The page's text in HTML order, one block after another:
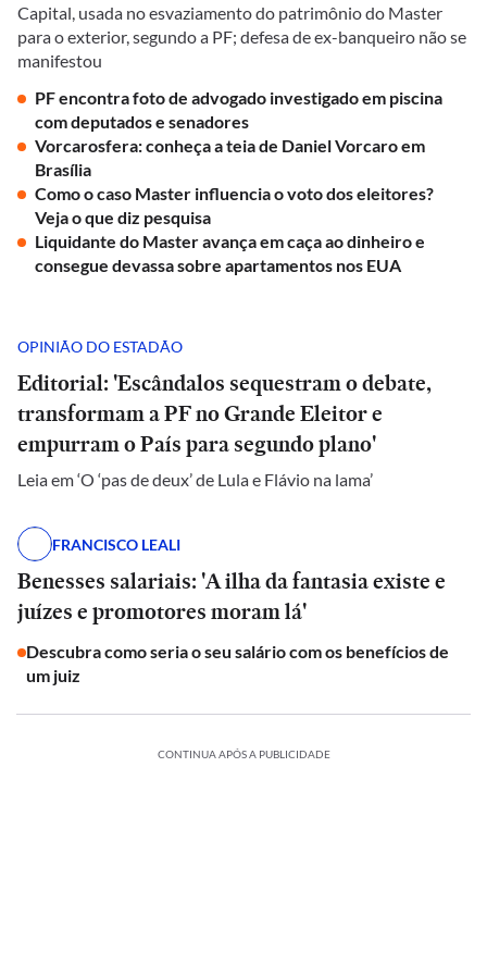
Capital, usada no esvaziamento do patrimônio do Master
para o exterior, segundo a PF; defesa de ex-banqueiro não se
manifestou
PF encontra foto de advogado investigado em piscina
com deputados e senadores
Vorcarosfera: conheça a teia de Daniel Vorcaro em
Brasília
Como o caso Master influencia o voto dos eleitores?
Veja o que diz pesquisa
Liquidante do Master avança em caça ao dinheiro e
consegue devassa sobre apartamentos nos EUA
OPINIÃO DO ESTADÃO
Editorial: 'Escândalos sequestram o debate,
transformam a PF no Grande Eleitor e
empurram o País para segundo plano'
Leia em ‘O ‘pas de deux’ de Lula e Flávio na lama’
FRANCISCO LEALI
Benesses salariais: 'A ilha da fantasia existe e
juízes e promotores moram lá'
Descubra como seria o seu salário com os benefícios de
um juiz
CONTINUA APÓS A PUBLICIDADE